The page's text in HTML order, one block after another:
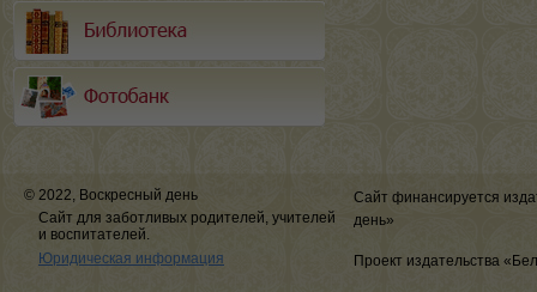
© 2022, Воскресный день
Сайт для заботливых родителей, учителей
и воспитателей.
Юридическая информация
Сайт финансируется
день»
Проект издательства